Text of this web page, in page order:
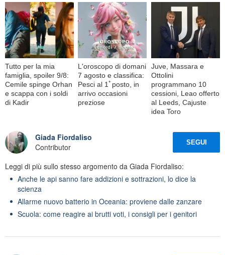
Tutto per la mia
famiglia, spoiler 9/8:
Cemile spinge Orhan
e scappa con i soldi
di Kadir
L'oroscopo di domani
7 agosto e classifica:
Pesci al 1ﾟposto, in
arrivo occasioni
preziose
Juve, Massara e
Ottolini
programmano 10
cessioni, Leao offerto
al Leeds, Cajuste
idea Toro
Giada Fiordaliso
Contributor
SEGUI
Leggi di più sullo stesso argomento da Giada Fiordaliso:
Anche le api sanno fare addizioni e sottrazioni, lo dice la
scienza
Allarme nuovo batterio in Oceania: proviene dalle zanzare
Scuola: come reagire ai brutti voti, i consigli per i genitori